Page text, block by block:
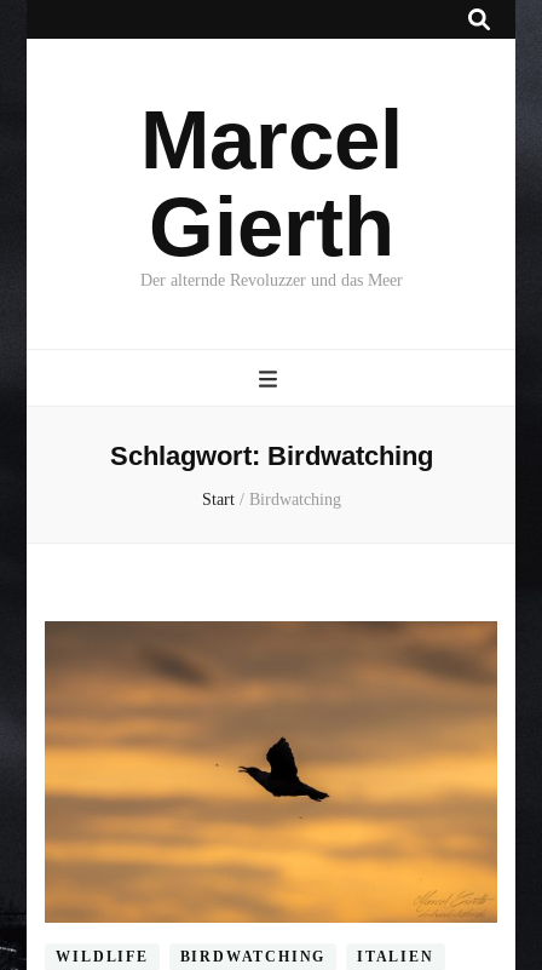
Marcel
Gierth
Der alternde Revoluzzer und das Meer
Schlagwort: Birdwatching
Start / Birdwatching
WILDLIFE BIRDWATCHING ITALIEN